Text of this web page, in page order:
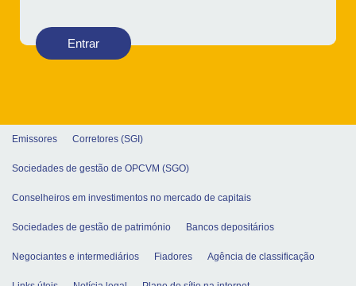
Entrar
Emissores Corretores (SGI)
Sociedades de gestão de OPCVM (SGO)
Conselheiros em investimentos no mercado de capitais
Sociedades de gestão de património Bancos depositários
Negociantes e intermediários Fiadores Agência de classificação